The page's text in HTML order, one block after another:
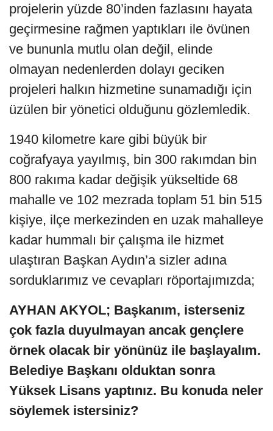
projelerin yüzde 80’inden fazlasını hayata
geçirmesine rağmen yaptıkları ile övünen
ve bununla mutlu olan değil, elinde
olmayan nedenlerden dolayı geciken
projeleri halkın hizmetine sunamadığı için
üzülen bir yönetici olduğunu gözlemledik.
1940 kilometre kare gibi büyük bir
coğrafyaya yayılmış, bin 300 rakımdan bin
800 rakıma kadar değişik yükseltide 68
mahalle ve 102 mezrada toplam 51 bin 515
kişiye, ilçe merkezinden en uzak mahalleye
kadar hummalı bir çalışma ile hizmet
ulaştıran Başkan Aydın’a sizler adına
sorduklarımız ve cevapları röportajımızda;
AYHAN AKYOL; Başkanım, isterseniz
çok fazla duyulmayan ancak gençlere
örnek olacak bir yönünüz ile başlayalım.
Belediye Başkanı olduktan sonra
Yüksek Lisans yaptınız. Bu konuda neler
söylemek istersiniz?